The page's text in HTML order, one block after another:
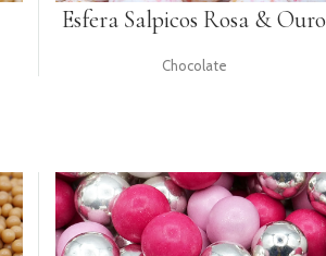
Esfera Salpicos Rosa & Ouro
Chocolate